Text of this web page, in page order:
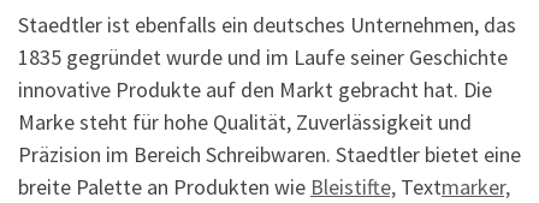
Staedtler ist ebenfalls ein deutsches Unternehmen, das
1835 gegründet wurde und im Laufe seiner Geschichte
innovative Produkte auf den Markt gebracht hat. Die
Marke steht für hohe Qualität, Zuverlässigkeit und
Präzision im Bereich Schreibwaren. Staedtler bietet eine
breite Palette an Produkten wie Bleistifte, Textmarker,